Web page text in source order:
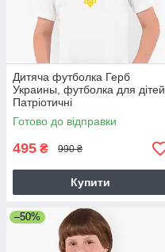
Дитяча футболка Герб
Украины, футболка для дітей
Патріотичні
Готово до відправки
495 ₴ 990 ₴
Купити
–50%